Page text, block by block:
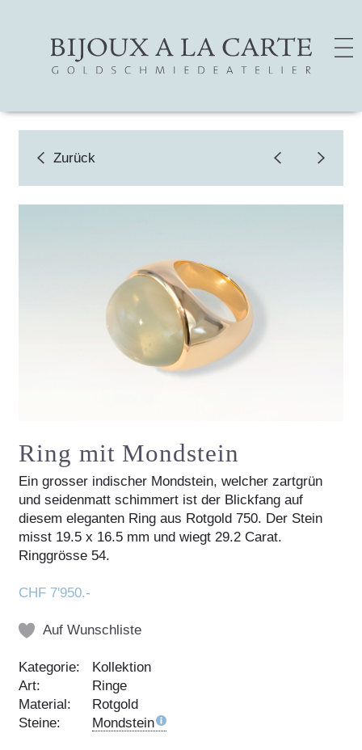
Zurück
Ring mit Mondstein
Ein grosser indischer Mondstein, welcher zartgrün
und seidenmatt schimmert ist der Blickfang auf
diesem eleganten Ring aus Rotgold 750. Der Stein
misst 19.5 x 16.5 mm und wiegt 29.2 Carat.
Ringgrösse 54.
CHF 7'950.-
Auf Wunschliste
Kategorie:
Kollektion
Art:
Ringe
Material:
Rotgold
Steine:
Mondstein